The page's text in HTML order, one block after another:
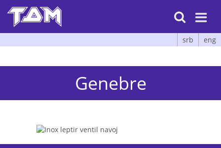

srb eng
Genebre